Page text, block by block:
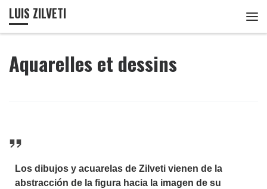
Passer au contenu
LUIS ZILVETI
Aquarelles et dessins
Los dibujos y acuarelas de Zilveti vienen de la
abstracción de la figura hacia la imagen de su